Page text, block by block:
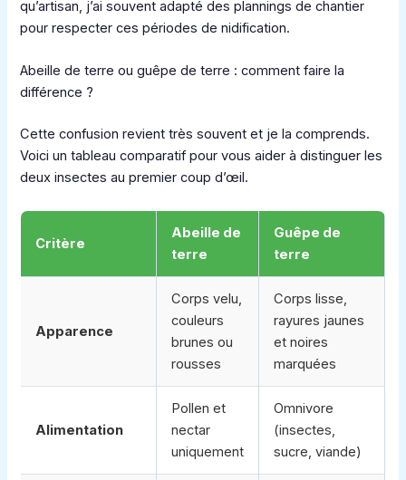
qu’artisan, j’ai souvent adapté des plannings de chantier
pour respecter ces périodes de nidification.
Abeille de terre ou guêpe de terre : comment faire la
différence ?
Cette confusion revient très souvent et je la comprends.
Voici un tableau comparatif pour vous aider à distinguer les
deux insectes au premier coup d’œil.
Critère
Abeille de
terre
Guêpe de
terre
Apparence
Corps velu,
couleurs
brunes ou
rousses
Corps lisse,
rayures jaunes
et noires
marquées
Alimentation
Pollen et
nectar
uniquement
Omnivore
(insectes,
sucre, viande)